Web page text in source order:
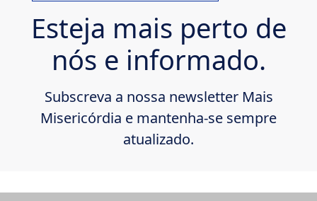
Esteja mais perto de
nós e informado.
Subscreva a nossa newsletter Mais
Misericórdia e mantenha-se sempre
atualizado.